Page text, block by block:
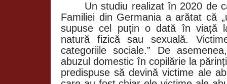
Un studiu realizat în 2020 de
Familiei din Germania a arătat că
supuse cel puțin o dată în viață
natură fizică sau sexuală.
categoriile sociale.” De
abuzul domestic în copilărie la
predispuse să devină victime ale